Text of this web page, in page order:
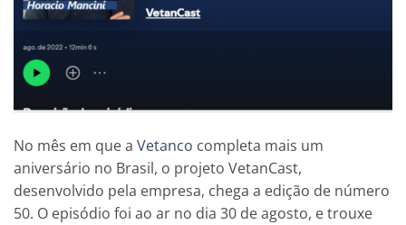
No mês em que a Vetanco completa mais um
aniversário no Brasil, o projeto VetanCast,
desenvolvido pela empresa, chega a edição de número
50. O episódio foi ao ar no dia 30 de agosto, e trouxe